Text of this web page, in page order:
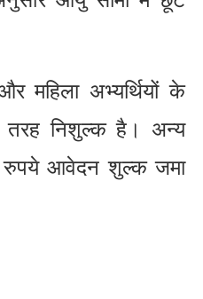
महिला अभ्यर्थियों के
निशुल्क है। अन्य
रुपये आवेदन शुल्क जमा